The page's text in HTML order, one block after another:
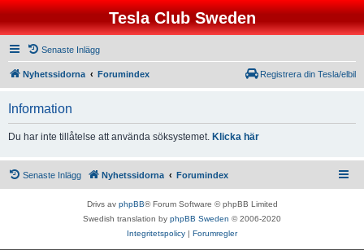
Tesla Club Sweden
Senaste Inlägg
Nyhetssidorna Forumindex Registrera din Tesla/elbil
Information
Du har inte tillåtelse att använda söksystemet. Klicka här
Senaste Inlägg Nyhetssidorna Forumindex
Drivs av phpBB® Forum Software © phpBB Limited
Swedish translation by phpBB Sweden © 2006-2020
Integritetspolicy | Forumregler